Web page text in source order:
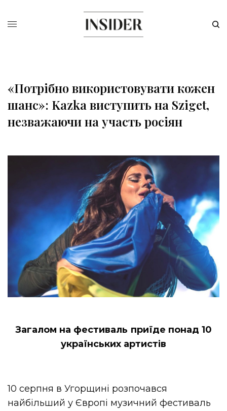
«Потрібно використовувати кожен
шанс»: Kazka виступить на Sziget,
незважаючи на участь росіян
Загалом на фестиваль приїде понад 10
українських артистів
10 серпня в Угорщині розпочався
найбільший у Європі музичний фестиваль